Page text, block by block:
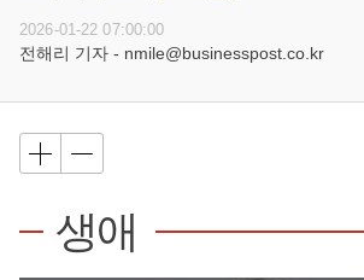
2026-01-22 07:00:00
전해리 기자 - nmile@businesspost.co.kr
생애